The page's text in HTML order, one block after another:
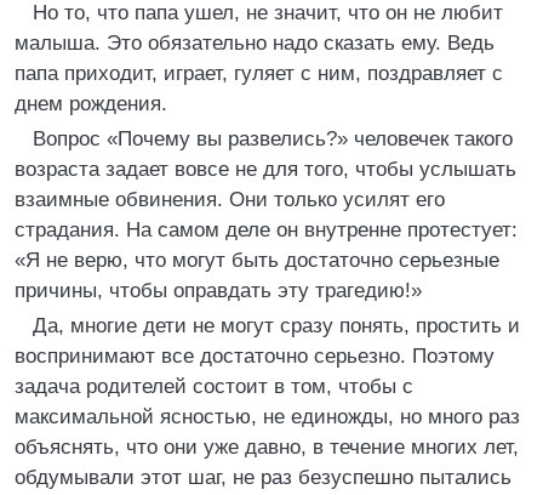
Но то, что папа ушел, не значит, что он не любит
малыша. Это обязательно надо сказать ему. Ведь
папа приходит, играет, гуляет с ним, поздравляет с
днем рождения.
Вопрос «Почему вы развелись?» человечек такого
возраста задает вовсе не для того, чтобы услышать
взаимные обвинения. Они только усилят его
страдания. На самом деле он внутренне протестует:
«Я не верю, что могут быть достаточно серьезные
причины, чтобы оправдать эту трагедию!»
Да, многие дети не могут сразу понять, простить и
воспринимают все достаточно серьезно. Поэтому
задача родителей состоит в том, чтобы с
максимальной ясностью, не единожды, но много раз
объяснять, что они уже давно, в течение многих лет,
обдумывали этот шаг, не раз безуспешно пытались